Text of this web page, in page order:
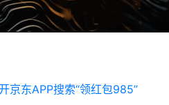
京东APP搜索“领红包985”